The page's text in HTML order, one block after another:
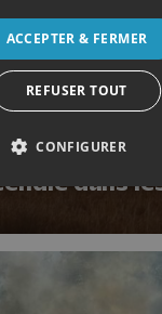
dans
ACCEPTER & FERMER
REFUSER TOUT
CONFIGURER